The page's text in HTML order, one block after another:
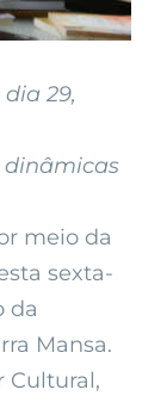
29,
dinâmicas
meio da
sexta-
da
Mansa.
Cultural,